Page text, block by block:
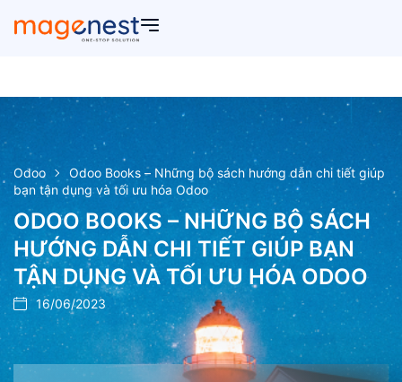
Odoo
Odoo Books – Những bộ sách hướng dẫn chi tiết giúp
bạn tận dụng và tối ưu hóa Odoo
ODOO BOOKS – NHỮNG BỘ SÁCH
HƯỚNG DẪN CHI TIẾT GIÚP BẠN
TẬN DỤNG VÀ TỐI ƯU HÓA ODOO
16/06/2023